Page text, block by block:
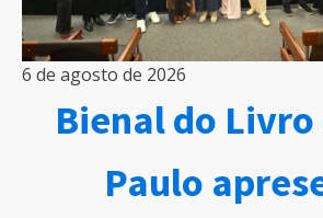
6 de agosto de 2026
Bienal do Livro
Paulo